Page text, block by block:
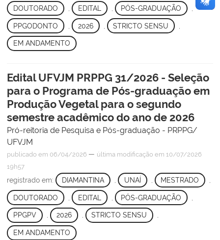
DOUTORADO EDITAL PÓS-GRADUAÇÃO
PPGODONTO 2026 STRICTO SENSU
EM ANDAMENTO
Edital UFVJM PRPPG 31/2026 - Seleção
para o Programa de Pós-graduação em
Produção Vegetal para o segundo
semestre acadêmico do ano de 2026
Pró-reitoria de Pesquisa e Pós-graduação - PRPPG/
UFVJM
publicado em 06/04/2026 — última modificação em 10/07/2026
19h57
registrado em: DIAMANTINA UNAÍ MESTRADO
DOUTORADO EDITAL PÓS-GRADUAÇÃO
PPGPV , 2026 , STRICTO SENSU ,
EM ANDAMENTO